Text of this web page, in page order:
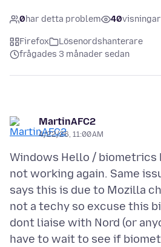
0har detta problem 40visningar
Firefox
Lösenordshanterare
frågades 3 månader sedan
MartinAFC2
4/22/26, 11:00 AM
Windows Hello / biometrics
not working again. Same
says this is due to Mozilla
not a techy so excuse this
dont liaise with Nord (or
have to wait to see if